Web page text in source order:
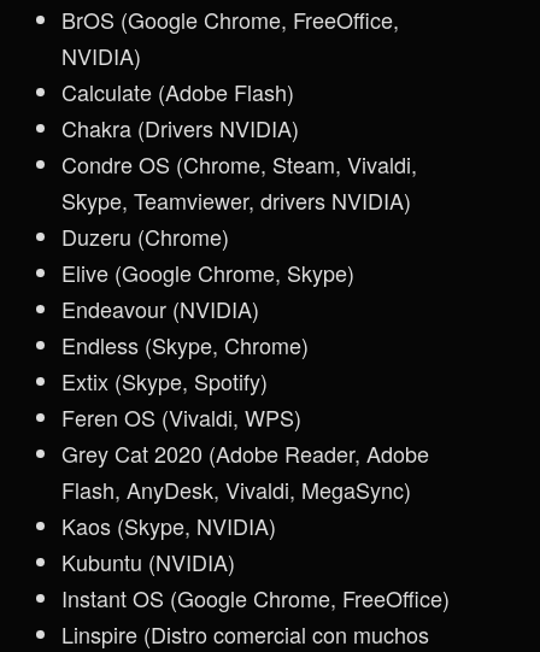
BrOS (Google Chrome, FreeOffice,
NVIDIA)
Calculate (Adobe Flash)
Chakra (Drivers NVIDIA)
Condre OS (Chrome, Steam, Vivaldi,
Skype, Teamviewer, drivers NVIDIA)
Duzeru (Chrome)
Elive (Google Chrome, Skype)
Endeavour (NVIDIA)
Endless (Skype, Chrome)
Extix (Skype, Spotify)
Feren OS (Vivaldi, WPS)
Grey Cat 2020 (Adobe Reader, Adobe
Flash, AnyDesk, Vivaldi, MegaSync)
Kaos (Skype, NVIDIA)
Kubuntu (NVIDIA)
Instant OS (Google Chrome, FreeOffice)
Linspire (Distro comercial con muchos